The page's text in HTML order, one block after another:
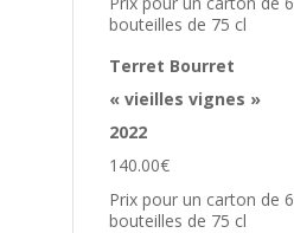
bouteilles de 75 cl
Terret Bourret
« vieilles vignes »
2022
140.00€
Prix pour un carton de 6
bouteilles de 75 cl